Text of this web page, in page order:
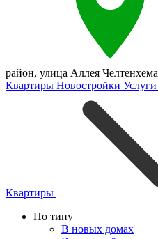
район, улица Аллея Челтенхема
Квартиры Новостройки Услуги
Квартиры
По типу
В новых домах